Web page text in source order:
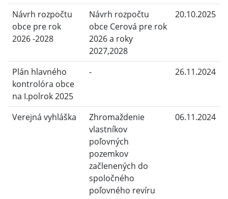
Návrh rozpočtu
obce pre rok
2026 -2028
Návrh rozpočtu
obce Cerová pre rok
2026 a roky
2027,2028
20.10.2025
Plán hlavného
kontrolóra obce
na I.polrok 2025
- 26.11.2024
Verejná vyhláška
Zhromaždenie
vlastníkov
poľovných
pozemkov
začlenených do
spoločného
poľovného revíru
06.11.2024